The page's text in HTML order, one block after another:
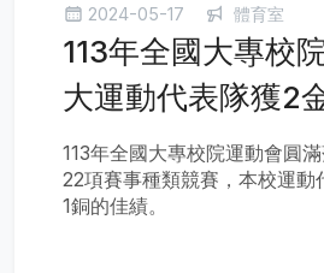
2024-05-17 體育室
113年全國大專校
大運動代表隊獲2
113年全國大專校院運動會圓
22項賽事種類競賽，本校運動
1銅的佳績。